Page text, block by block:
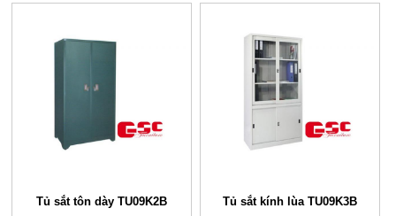
Tủ sắt tôn dày TU09K2B Tủ sắt kính lùa TU09K3B